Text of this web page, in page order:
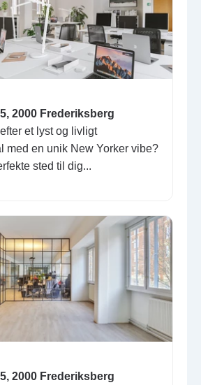
2000 Frederiksberg
et lyst og livligt
med en unik New Yorker vibe?
sted til dig...
2000 Frederiksberg